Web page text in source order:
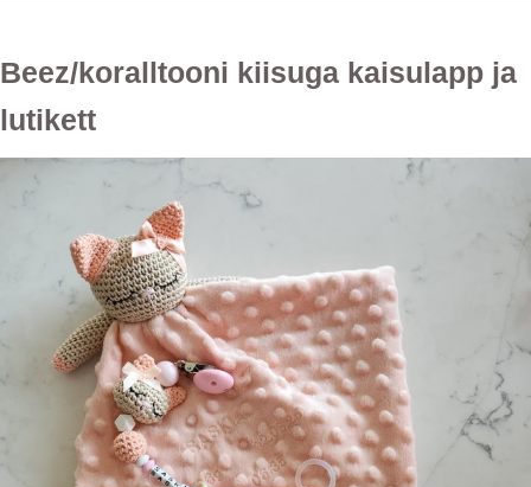
Beez/koralltooni kiisuga kaisulapp ja
lutikett